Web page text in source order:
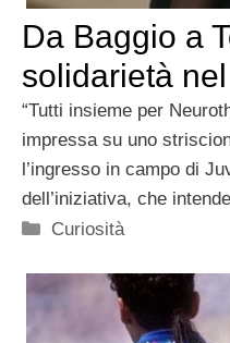
Da Baggio a
solidarietà
“Tutti insieme per
impressa su uno
l’ingresso in campo di
dell’iniziativa, che
Categorie
Curiosità